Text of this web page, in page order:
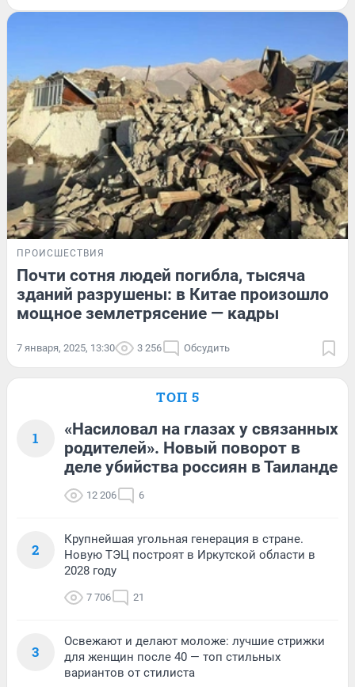
ПРОИСШЕСТВИЯ
Почти сотня людей погибла, тысяча
зданий разрушены: в Китае произошло
мощное землетрясение — кадры
7 января, 2025, 13:30 3 256 Обсудить
ТОП 5
1
«Насиловал на глазах у связанных
родителей». Новый поворот в
деле убийства россиян в Таиланде
12 206 6
2
Крупнейшая угольная генерация в стране.
Новую ТЭЦ построят в Иркутской области в
2028 году
7 706 21
3
Освежают и делают моложе: лучшие стрижки
для женщин после 40 — топ стильных
вариантов от стилиста